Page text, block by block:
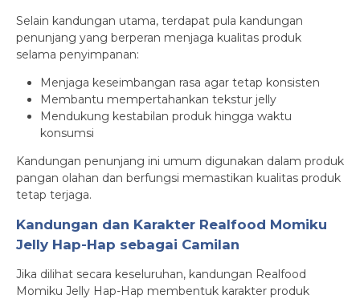
Selain kandungan utama, terdapat pula kandungan
penunjang yang berperan menjaga kualitas produk
selama penyimpanan:
Menjaga keseimbangan rasa agar tetap konsisten
Membantu mempertahankan tekstur jelly
Mendukung kestabilan produk hingga waktu
konsumsi
Kandungan penunjang ini umum digunakan dalam produk
pangan olahan dan berfungsi memastikan kualitas produk
tetap terjaga.
Kandungan dan Karakter Realfood Momiku
Jelly Hap-Hap sebagai Camilan
Jika dilihat secara keseluruhan, kandungan Realfood
Momiku Jelly Hap-Hap membentuk karakter produk